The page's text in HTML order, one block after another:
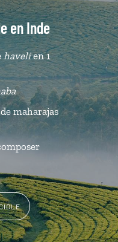
en Inde
havelien 1
maharajas